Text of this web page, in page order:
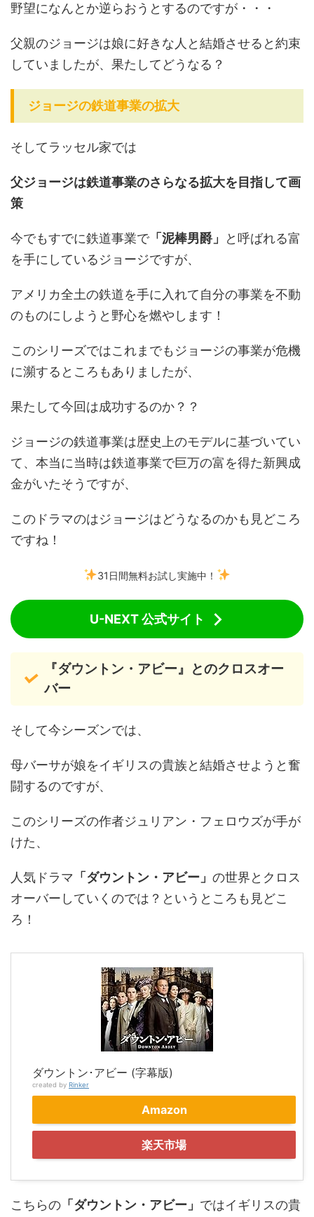
野望になんとか逆らおうとするのですが・・・
父親のジョージは娘に好きな人と結婚させると約束
していましたが、果たしてどうなる？
ジョージの鉄道事業の拡大
そしてラッセル家では
父ジョージは鉄道事業のさらなる拡大を目指して画
策
今でもすでに鉄道事業で「泥棒男爵」
と呼ばれる富
を手にしているジョージですが、
アメリカ全土の鉄道を手に入れて自分の事業を不動
のものにしようと野心を燃やします！
このシリーズではこれまでもジョージの事業が危機
に瀕するところもありましたが、
果たして今回は成功するのか？？
ジョージの鉄道事業は歴史上のモデルに基づいてい
て、本当に当時は鉄道事業で巨万の富を得た新興成
金がいたそうですが、
このドラマのはジョージはどうなるのかも見どころ
ですね！
31日間無料お試し実施中！
U-NEXT 公式サイト
『ダウントン・アビー』とのクロスオー
バー
そして今シーズンでは、
母バーサが娘をイギリスの貴族と結婚させようと奮
闘するのですが、
このシリーズの作者ジュリアン・フェロウズが手が
けた、
人気ドラマ 「ダウントン・アビー」 の世界とクロス
オーバーしていくのでは？というところも見どこ
ろ！
ダウントン･アビー (字幕版)
created by Rinker
Amazon
楽天市場
こちらの 「ダウントン・アビー」 ではイギリスの貴